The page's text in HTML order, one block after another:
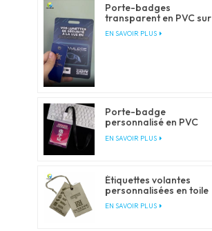
Porte-badges
transparent en PVC sur
mesure avec tours de
cou
EN SAVOIR PLUS
Porte-badge
personnalisé en PVC
cordons
EN SAVOIR PLUS
Étiquettes volantes
personnalisées en toile
pour les marques de
vêtements et de mode
EN SAVOIR PLUS